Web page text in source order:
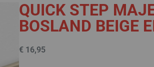
QUICK STEP
BOSLAND BEIGE
€16,95